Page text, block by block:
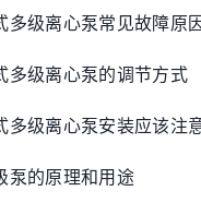
多级离心泵常见故障原
多级离心泵的调节方式
多级离心泵安装应该注
泵的原理和用途